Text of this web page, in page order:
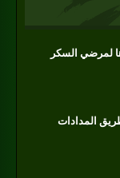
لمرضي السكر
المدادات